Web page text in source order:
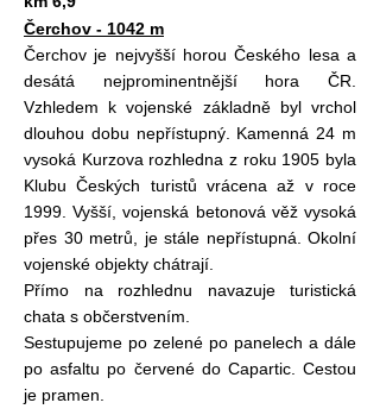
Čerchov - 1042 m
Čerchov je nejvyšší horou Českého lesa a
desátá nejprominentnější hora ČR.
Vzhledem k vojenské základně byl vrchol
dlouhou dobu nepřístupný. Kamenná 24 m
vysoká Kurzova rozhledna z roku 1905 byla
Klubu Českých turistů vrácena až v roce
1999. Vyšší, vojenská betonová věž vysoká
přes 30 metrů, je stále nepřístupná. Okolní
vojenské objekty chátrají.
Přímo na rozhlednu navazuje turistická
chata s občerstvením.
Sestupujeme po zelené po panelech a dále
po asfaltu po červené do Capartic. Cestou
je pramen.